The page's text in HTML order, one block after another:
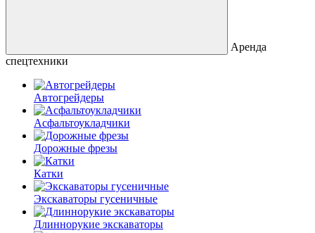
Аренда
спецтехники
Автогрейдеры
Асфальто­укладчики
Дорожные фрезы
Катки
Экскаваторы гусеничные
Длиннорукие экскаваторы